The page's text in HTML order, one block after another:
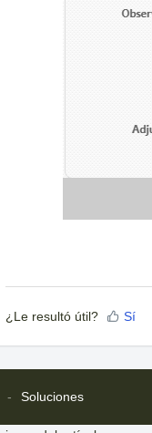
¿Le resultó útil? Sí
Soluciones